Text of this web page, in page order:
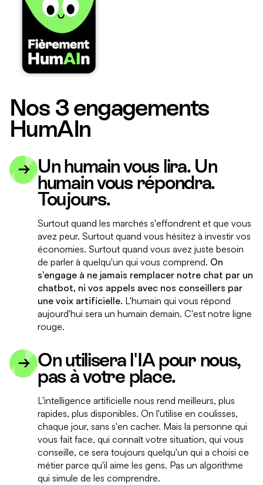
Nos 3 engagements
HumAIn
Un humain vous lira. Un
humain vous répondra.
Toujours.
Surtout quand les marchés s'effondrent et que vous
avez peur. Surtout quand vous hésitez à investir vos
économies. Surtout quand vous avez juste besoin
de parler à quelqu'un qui vous comprend. On
s'engage à ne jamais remplacer notre chat par un
chatbot, ni vos appels avec nos conseillers par
une voix artificielle. L'humain qui vous répond
aujourd'hui sera un humain demain. C'est notre ligne
rouge.
On utilisera l'IA pour nous,
pas à votre place.
L'intelligence artificielle nous rend meilleurs, plus
rapides, plus disponibles. On l'utilise en coulisses,
chaque jour, sans s'en cacher. Mais la personne qui
vous fait face, qui connaît votre situation, qui vous
conseille, ce sera toujours quelqu'un qui a choisi ce
métier parce qu'il aime les gens. Pas un algorithme
qui simule de les comprendre.